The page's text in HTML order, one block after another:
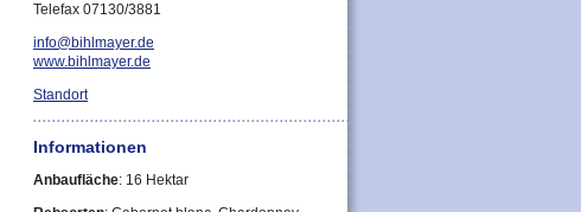
Telefax 07130/3881
info@bihlmayer.de
www.bihlmayer.de
Standort
Informationen
Anbaufläche: 16 Hektar